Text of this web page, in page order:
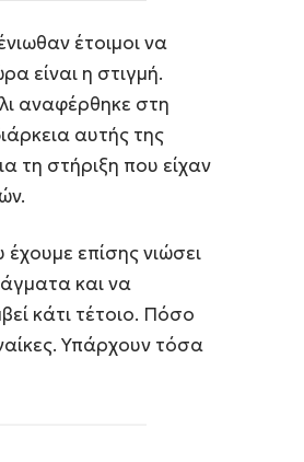
έτοιμοι να
είναι η στιγμή.
αναφέρθηκε στη
αυτής της
τη στήριξη που είχαν
επίσης νιώσει
και να
κάτι τέτοιο. Πόσο
Υπάρχουν τόσα